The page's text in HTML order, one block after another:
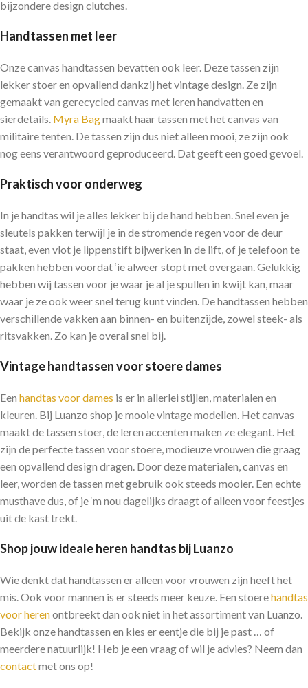
bijzondere design clutches.
Handtassen met leer
Onze canvas handtassen bevatten ook leer. Deze tassen zijn
lekker stoer en opvallend dankzij het vintage design. Ze zijn
gemaakt van gerecycled canvas met leren handvatten en
sierdetails. Myra Bagmaakt haar tassen met het canvas van
militaire tenten. De tassen zijn dus niet alleen mooi, ze zijn ook
nog eens verantwoord geproduceerd. Dat geeft een goed gevoel.
Praktisch voor onderweg
In je handtas wil je alles lekker bij de hand hebben. Snel even je
sleutels pakken terwijl je in de stromende regen voor de deur
staat, even vlot je lippenstift bijwerken in de lift, of je telefoon te
pakken hebben voordat ‘ie alweer stopt met overgaan. Gelukkig
hebben wij tassen voor je waar je al je spullen in kwijt kan, maar
waar je ze ook weer snel terug kunt vinden. De handtassen hebben
verschillende vakken aan binnen- en buitenzijde, zowel steek- als
ritsvakken. Zo kan je overal snel bij.
Vintage handtassen voor stoere dames
Een handtas voor dames is er in allerlei stijlen, materialen en
kleuren. Bij Luanzo shop je mooie vintage modellen. Het canvas
maakt de tassen stoer, de leren accenten maken ze elegant. Het
zijn de perfecte tassen voor stoere, modieuze vrouwen die graag
een opvallend design dragen. Door deze materialen, canvas en
leer, worden de tassen met gebruik ook steeds mooier. Een echte
musthave dus, of je ‘m nou dagelijks draagt of alleen voor feestjes
uit de kast trekt.
Shop jouw ideale heren handtas bij Luanzo
Wie denkt dat handtassen er alleen voor vrouwen zijn heeft het
mis. Ook voor mannen is er steeds meer keuze. Een stoerehandtas
voor herenontbreekt dan ook niet in het assortiment van Luanzo.
Bekijk onze handtassen en kies er eentje die bij je past … of
meerdere natuurlijk! Heb je een vraag of wil je advies? Neem dan
contactmet ons op!